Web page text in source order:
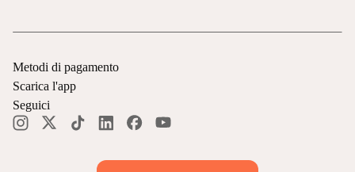
Metodi di pagamento
Scarica l'app
Seguici